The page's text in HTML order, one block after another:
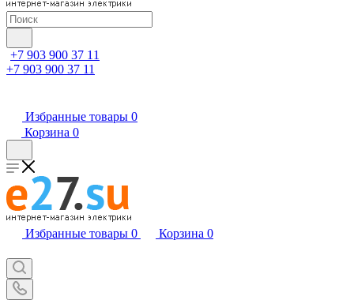
+7 903 900 37 11
+7 903 900 37 11
Избранные товары 0
Корзина 0
Избранные товары 0 Корзина 0